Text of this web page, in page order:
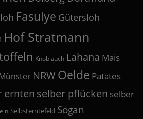
Fasulye Gütersloh
Hof Stratmann
Knoblauch Lahana Mais
Münster NRW Oelde Patates
ernten selber pflücken selber
Selbsterntefeld Sogan